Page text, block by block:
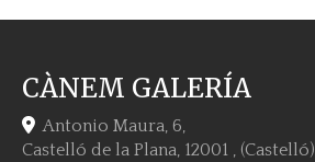
CÀNEM GALERÍA
Antonio Maura, 6,
Castelló de la Plana, 12001 , (Castelló)